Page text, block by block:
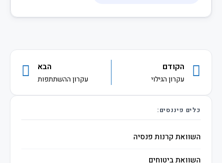
הקודם
עקרון הגילוי
הבא
עקרון ההשתתפות
כלים פיננסים:
השוואת קרנות פנסיה
השוואת ביטוחים